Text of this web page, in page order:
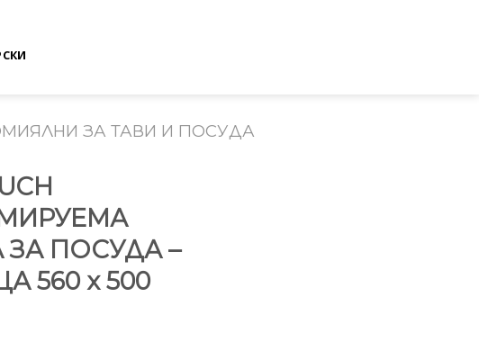
ЗА ТАВИ И ПОСУДА
ПОСУДА –
560 x 500